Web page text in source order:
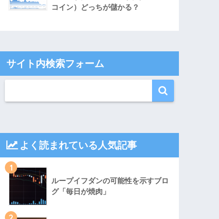
コイン）どっちが儲かる？
サイト内検索フォーム
よく読まれている人気記事
1
ループイフダンの可能性を示すブロ
グ「毎日が焼肉」